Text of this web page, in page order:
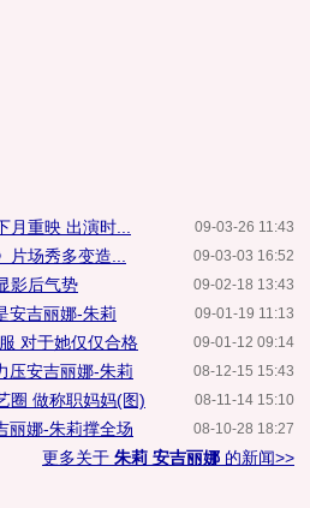
09-03-26 11:43
重映 出演时...
09-03-03 16:52
场秀多变造...
09-02-18 13:43
影后气势
09-01-19 11:13
安吉丽娜-朱莉
09-01-12 09:14
对于她仅仅合格
08-12-15 15:43
压安吉丽娜-朱莉
08-11-14 15:10
圈 做称职妈妈(图)
08-10-28 18:27
丽娜-朱莉撑全场
更多关于 朱莉 安吉丽娜 的新闻>>